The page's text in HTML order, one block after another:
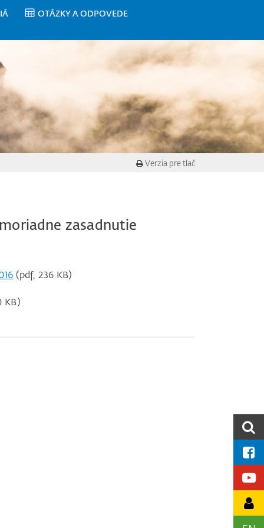
OTÁZKY A ODPOVEDE
Verzia pre tlač
zasadnutie
(pdf, 236 KB)
KB)